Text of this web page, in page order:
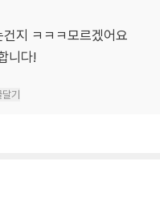
지 ㅋㅋㅋ모르겠어요
니다!
기